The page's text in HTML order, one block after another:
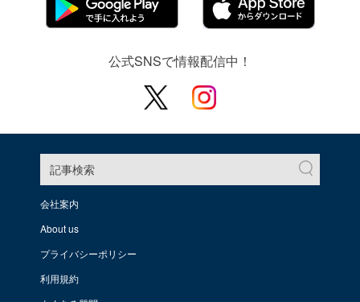
公式SNSで情報配信中！
記事検索
会社案内
About us
プライバシーポリシー
利用規約